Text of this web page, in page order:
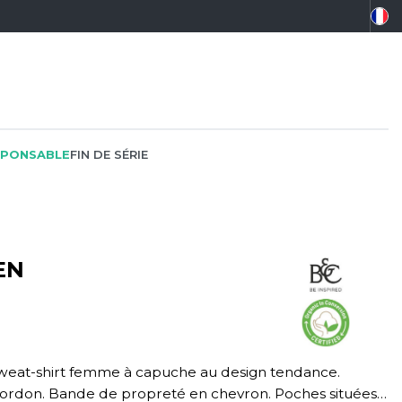
SWEAT-SHIRT
SPLASHMACS
RESTAURATION
SANTÉ
FIN DE SÉRIE
Bande de propreté en chevron. Poches situées